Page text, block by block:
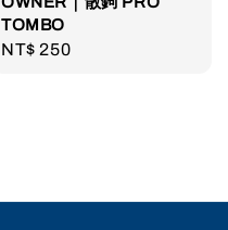
TOMBO
Regular
NT$ 250